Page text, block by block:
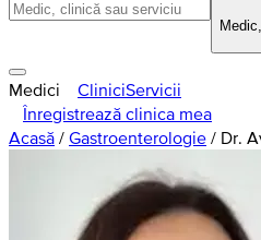
Medici CliniciServicii
Înregistrează clinica mea
Acasă / Gastroenterologie / Dr.